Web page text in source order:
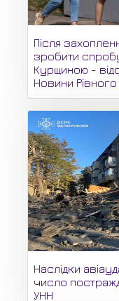
Після
зробити
Курщиною -
Новини
Наслідки
число
УНН